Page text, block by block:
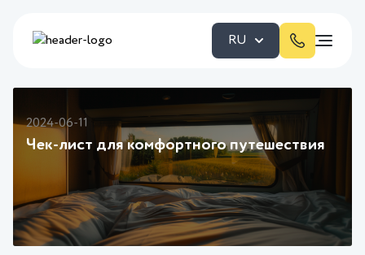
RU
2024-06-11
Чек-лист для комфортного путешествия